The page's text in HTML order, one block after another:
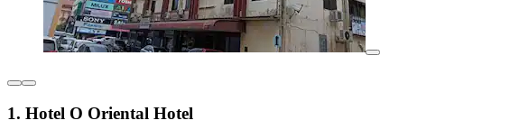
1. Hotel O Oriental Hotel